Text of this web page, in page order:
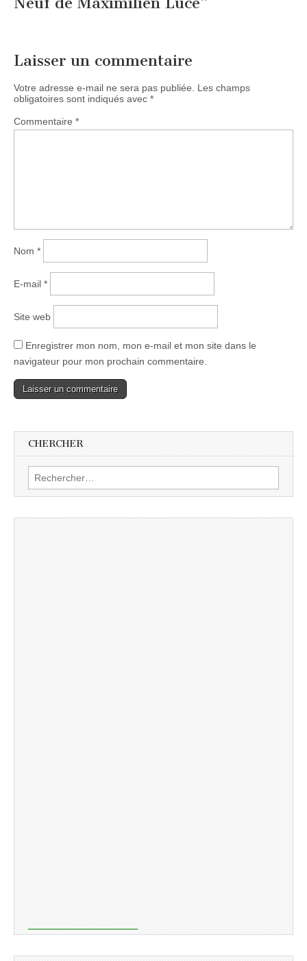
Laisser un commentaire
Votre adresse e-mail ne sera pas publiée. Les champs
obligatoires sont indiqués avec *
Commentaire *
Nom *
E-mail *
Site web
Enregistrer mon nom, mon e-mail et mon site dans le
navigateur pour mon prochain commentaire.
CHERCHER
Rechercher :